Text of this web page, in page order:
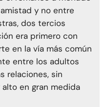
y no entre
dos tercios
era primero con
en la vía más común
entre los adultos
relaciones, sin
en gran medida